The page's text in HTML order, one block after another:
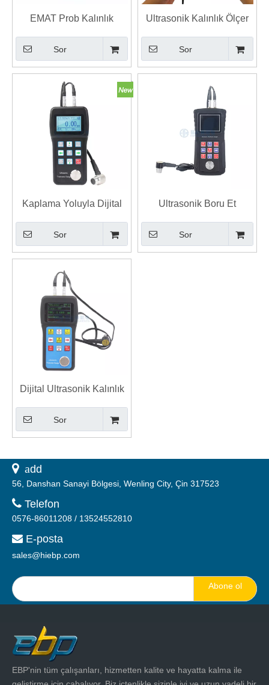
EMAT Prob Kalınlık
Ölçümü ile
Elektromanyetik Akustik
Ultrasonik Kalınlık Ölçer
Sor
Ultrasonik Kalınlık Ölçer
Metal Kalınlık Test Cihazı
Sor
Kaplama Yoluyla Dijital
Ultrasonik Kalınlık Ölçer
Duvar Kalınlığı Ölçümü
Sor
Ultrasonik Boru Et
Kalınlığı Ölçer Çelik
Kalınlık Test Cihazı
Sor
Dijital Ultrasonik Kalınlık
Ölçer Ultrasonik Derinlik
Ölçer
Sor
 add
56, Danshan Sanayi Bölgesi, Wenling City, Çin 317523
 Telefon
0576-86011208 / 13524552810
 E-posta
sales@hiebp.com
Abone ol
EBP'nin tüm çalışanları, hizmetten kalite ve hayatta kalma ile